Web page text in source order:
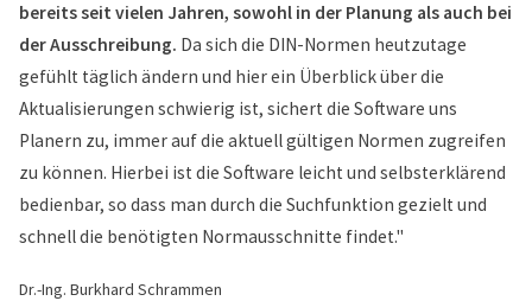
bereits seit vielen Jahren, sowohl in der Planung als auch bei
der Ausschreibung. Da sich die DIN-Normen heutzutage
gefühlt täglich ändern und hier ein Überblick über die
Aktualisierungen schwierig ist, sichert die Software uns
Planern zu, immer auf die aktuell gültigen Normen zugreifen
zu können. Hierbei ist die Software leicht und selbsterklärend
bedienbar, so dass man durch die Suchfunktion gezielt und
schnell die benötigten Normausschnitte findet."
Dr.-Ing. Burkhard Schrammen